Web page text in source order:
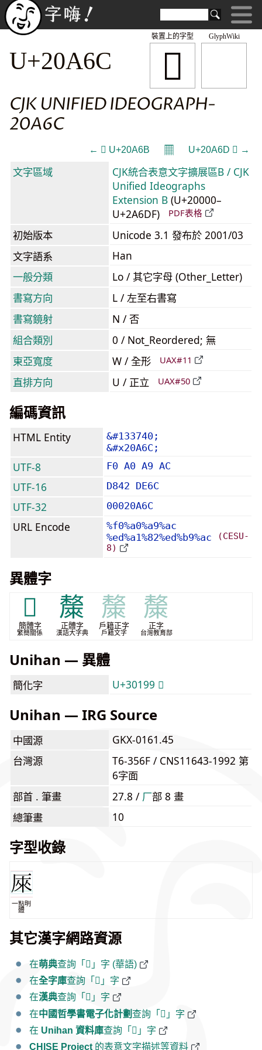
GlyphWiki
𠩬
裝置上的字型
U+20A6C
CJK UNIFIED IDEOGRAPH-
20A6C
← 𠩫 U+20A6B 𝄜 U+20A6D 𠩭 →
文字區域
CJK統合表意文字擴展區B / CJK
Unified Ideographs
Extension B (U+20000–
U+2A6DF)
PDF表格
初始版本
Unicode 3.1 發布於 2001/03
文字語系
Han
一般分類
Lo / 其它字母 (Other_Letter)
書寫方向
L / 左至右書寫
書寫鏡射
N / 否
組合類別
0 / Not_Reordered; 無
東亞寬度
W / 全形 UAX#11
直排方向 U / 正立 UAX#50
編碼資訊
HTML Entity
&#133740;
&#x20A6C;
UTF-8 F0 A0 A9 AC
UTF-16 D842 DE6C
UTF-32 00020A6C
URL Encode
%f0%a0%a9%ac
%ed%a1%82%ed%b9%ac
(CESU-
8)
異體字
𰆙
簡體字
繁簡關係
斄
正體字
漢語大字典
斄
戶籍正字
戶籍文字
斄
正字
台灣教育部
Unihan — 異體
簡化字 U+30199 𰆙
Unihan — IRG Source
中國源
GKX-0161.45
台灣源
T6-356F / CNS11643-1992 第
6字面
部首 . 筆畫
27.8 / ⼚部 8 畫
總筆畫
10
字型收錄
一點明
體
其它漢字網路資源
在萌典查詢「𠩬」字 (華語)
在全字庫查詢「𠩬」字
在漢典查詢「𠩬」字
在中國哲學書電子化計劃查詢「𠩬」字
在 Unihan 資料庫查詢「𠩬」字
CHISE Project 的表意文字描述等資料